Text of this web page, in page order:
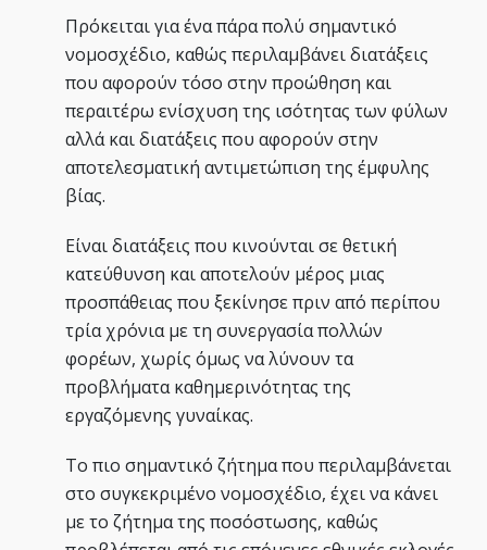
Πρόκειται για ένα πάρα πολύ σημαντικό
νομοσχέδιο, καθώς περιλαμβάνει διατάξεις
που αφορούν τόσο στην προώθηση και
περαιτέρω ενίσχυση της ισότητας των φύλων
αλλά και διατάξεις που αφορούν στην
αποτελεσματική αντιμετώπιση της έμφυλης
βίας.
Είναι διατάξεις που κινούνται σε θετική
κατεύθυνση και αποτελούν μέρος μιας
προσπάθειας που ξεκίνησε πριν από περίπου
τρία χρόνια με τη συνεργασία πολλών
φορέων, χωρίς όμως να λύνουν τα
προβλήματα καθημερινότητας της
εργαζόμενης γυναίκας.
Το πιο σημαντικό ζήτημα που περιλαμβάνεται
στο συγκεκριμένο νομοσχέδιο, έχει να κάνει
με το ζήτημα της ποσόστωσης, καθώς